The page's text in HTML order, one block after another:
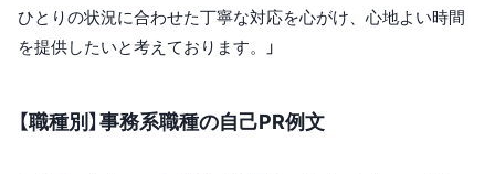
ひとりの状況に合わせた丁寧な対応を心がけ、心地よい時間
を提供したいと考えております。」
【職種別】事務系職種の自己PR例文